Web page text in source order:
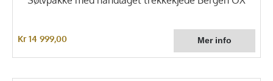
Kr 14 999,00